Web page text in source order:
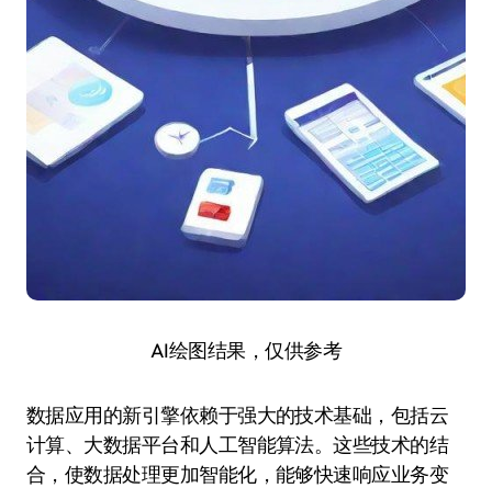
AI绘图结果，仅供参考
数据应用的新引擎依赖于强大的技术基础，包括云
计算、大数据平台和人工智能算法。这些技术的结
合，使数据处理更加智能化，能够快速响应业务变